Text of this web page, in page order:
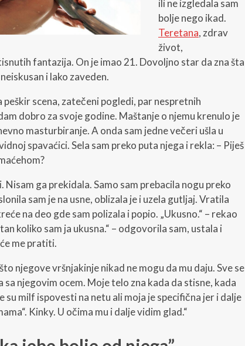
ili ne izgledala sam
bolje nego ikad.
Teretana, zdrav
život,
fantazija. On je imao 21. Dovoljno star da zna šta
i lako zaveden.
peškir scena, zatečeni pogledi, par nespretnih
dobro za svoje godine. Maštanje o njemu krenulo je
masturbiranje. A onda sam jedne večeri ušla u
spavaćici. Sela sam preko puta njega i rekla: – Piješ
ga prekidala. Samo sam prebacila nogu preko
sam je na usne, oblizala je i uzela gutljaj. Vratila
na deo gde sam polizala i popio. „Ukusno.“ – rekao
koliko sam ja ukusna.“ – odgovorila sam, ustala i
me pratiti.
njegove vršnjakinje nikad ne mogu da mu daju. Sve se
njegovim ocem. Moje telo zna kada da stisne, kada
su milf ispovesti na netu ali moja je specifična jer i dalje
Kinky. U očima mu i dalje vidim glad.“